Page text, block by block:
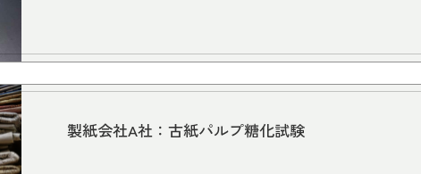
製紙会社A社：古紙パルプ糖化試験